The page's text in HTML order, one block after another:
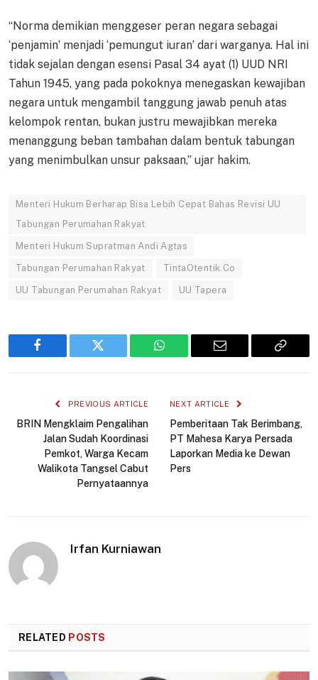
“Norma demikian menggeser peran negara sebagai
‘penjamin’ menjadi ‘pemungut iuran’ dari warganya. Hal ini
tidak sejalan dengan esensi Pasal 34 ayat (1) UUD NRI
Tahun 1945, yang pada pokoknya menegaskan kewajiban
negara untuk mengambil tanggung jawab penuh atas
kelompok rentan, bukan justru mewajibkan mereka
menanggung beban tambahan dalam bentuk tabungan
yang menimbulkan unsur paksaan,” ujar hakim.
Menteri Hukum Berharap Bisa Lebih Cepat Bahas Revisi UU
Tabungan Perumahan Rakyat
Menteri Hukum Supratman Andi Agtas
Tabungan Perumahan Rakyat TintaOtentik.Co
UU Tabungan Perumahan Rakyat UU Tapera
Facebook Twitter WhatsApp Email
Copy
PREVIOUS ARTICLE
BRIN Mengklaim Pengalihan
Jalan Sudah Koordinasi
Pemkot, Warga Kecam
Walikota Tangsel Cabut
Pernyataannya
NEXT ARTICLE
Pemberitaan Tak Berimbang,
PT Mahesa Karya Persada
Laporkan Media ke Dewan
Pers
Irfan Kurniawan
RELATED POSTS